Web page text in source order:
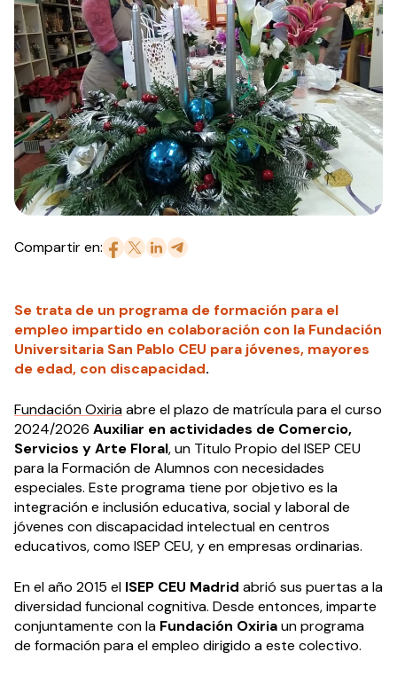
Compartir en:
Se trata de un programa de formación para el
empleo impartido en colaboración con la Fundación
Universitaria San Pablo CEU para jóvenes, mayores
de edad, con discapacidad.
Fundación Oxiriaabre el plazo de matrícula para el curso
2024/2026 Auxiliar en actividades de Comercio,
Servicios y Arte Floral, un Titulo Propio del ISEP CEU
para la Formación de Alumnos con necesidades
especiales. Este programa tiene por objetivo es la
integración e inclusión educativa, social y laboral de
jóvenes con discapacidad intelectual en centros
educativos, como ISEP CEU, y en empresas ordinarias.
En el año 2015 el ISEP CEU Madrid abrió sus puertas a la
diversidad funcional cognitiva. Desde entonces, imparte
conjuntamente con la Fundación Oxiriaun programa
de formación para el empleo dirigido a este colectivo.